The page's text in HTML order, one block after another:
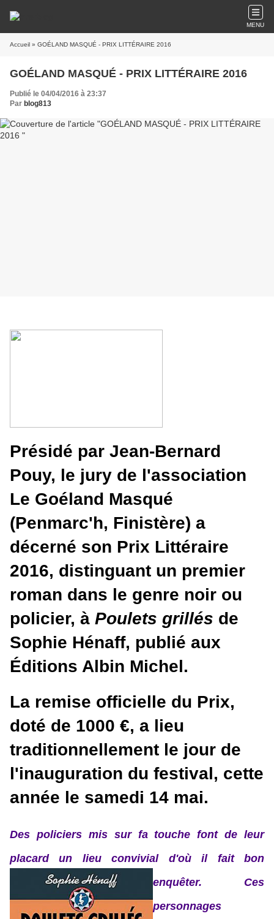
MENU
Accueil » GOÉLAND MASQUÉ - PRIX LITTÉRAIRE 2016
GOÉLAND MASQUÉ - PRIX LITTÉRAIRE 2016
Publié le 04/04/2016 à 23:37
Par blog813
Présidé par Jean-Bernard
Pouy, le jury de l'association
Le Goéland Masqué
(Penmarc'h, Finistère) a
décerné son Prix Littéraire
2016, distinguant un premier
roman dans le genre noir ou
policier, à Poulets grillés de
Sophie Hénaff, publié aux
Éditions Albin Michel.
La remise officielle du Prix,
doté de 1000 €, a lieu
traditionnellement le jour de
l'inauguration du festival, cette
année le samedi 14 mai.
Des policiers mis sur fa touche font de leur
placard un lieu convivial d'où il fait bon
enquêter. Ces
personnages